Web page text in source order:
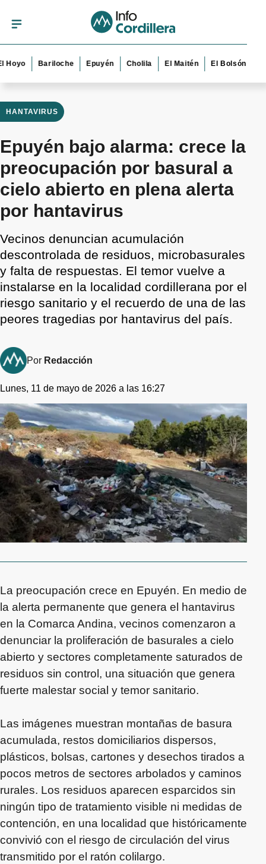
Bariloche Epuyén Cholila El Maitén El Bolsón Esquel
HANTAVIRUS
Epuyén bajo alarma: crece la
preocupación por basural a
cielo abierto en plena alerta
por hantavirus
Vecinos denuncian acumulación
descontrolada de residuos, microbasurales
y falta de respuestas. El temor vuelve a
instalarse en la localidad cordillerana por el
riesgo sanitario y el recuerdo de una de las
peores tragedias por hantavirus del país.
Por Redacción
Lunes, 11 de mayo de 2026 a las 16:27
La preocupación crece en Epuyén. En medio de
la alerta permanente que genera el hantavirus
en la Comarca Andina, vecinos comenzaron a
denunciar la proliferación de basurales a cielo
abierto y sectores completamente saturados de
residuos sin control, una situación que genera
fuerte malestar social y temor sanitario.
Las imágenes muestran montañas de basura
acumulada, restos domiciliarios dispersos,
plásticos, bolsas, cartones y desechos tirados a
pocos metros de sectores arbolados y caminos
rurales. Los residuos aparecen esparcidos sin
ningún tipo de tratamiento visible ni medidas de
contención, en una localidad que históricamente
convivió con el riesgo de circulación del virus
transmitido por el ratón colilargo.